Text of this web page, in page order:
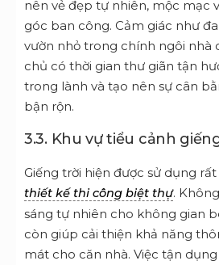
nên vẻ đẹp tự nhiên, mộc mạc
góc ban công. Cảm giác như
vườn nhỏ trong chính ngôi nhà
chủ có thời gian thư giãn tận
trong lành và tạo nên sự cân
bận rộn.
3.3. Khu vự tiểu cảnh
Giếng trời hiện được sử dụng
thiết kế thi công biệt thự.
sáng tự nhiên cho không gian
còn giúp cải thiện khả năng
mát cho căn nhà. Việc tận